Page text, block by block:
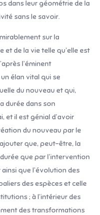
dans leur géométrie de la
sans le savoir.
sur la
de la vie telle qu’elle est
l’éminent
élan vital qui se
du nouveau et qui,
durée dans son
et il est génial d’avoir
du nouveau par le
que, peut-être, la
que par l’intervention
que l’évolution des
des espèces et celle
; à l’intérieur des
des transformations